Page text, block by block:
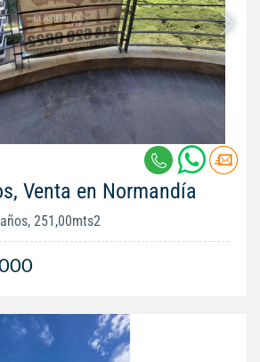
Venta en Normandía
251,00mts2